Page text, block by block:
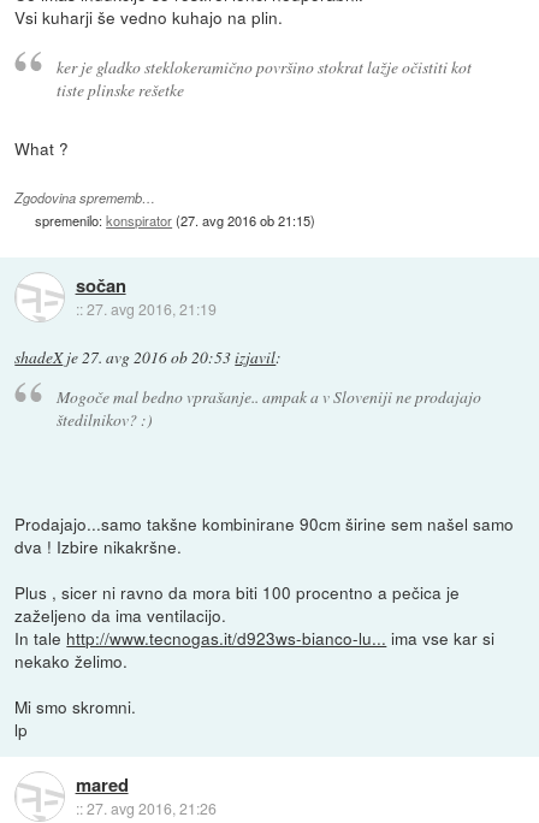
Vsi kuharji še vedno kuhajo na plin.
ker je gladko steklokeramično površino stokrat lažje očistiti kot
tiste plinske rešetke
What ?
Zgodovina sprememb…
spremenilo:konspirator(27. avg 2016 ob 21:15)
sočan
::27. avg 2016, 21:19
shadeXje27. avg 2016 ob 20:53izjavil:
Mogoče mal bedno vprašanje.. ampak a v Sloveniji ne prodajajo
štedilnikov? :)
Prodajajo...samo takšne kombinirane 90cm širine sem našel samo
dva ! Izbire nikakršne.
Plus , sicer ni ravno da mora biti 100 procentno a pečica je
zaželjeno da ima ventilacijo.
In tale http://www.tecnogas.it/d923ws-bianco-lu... ima vse kar si
nekako želimo.
Mi smo skromni.
lp
mared
::27. avg 2016, 21:26